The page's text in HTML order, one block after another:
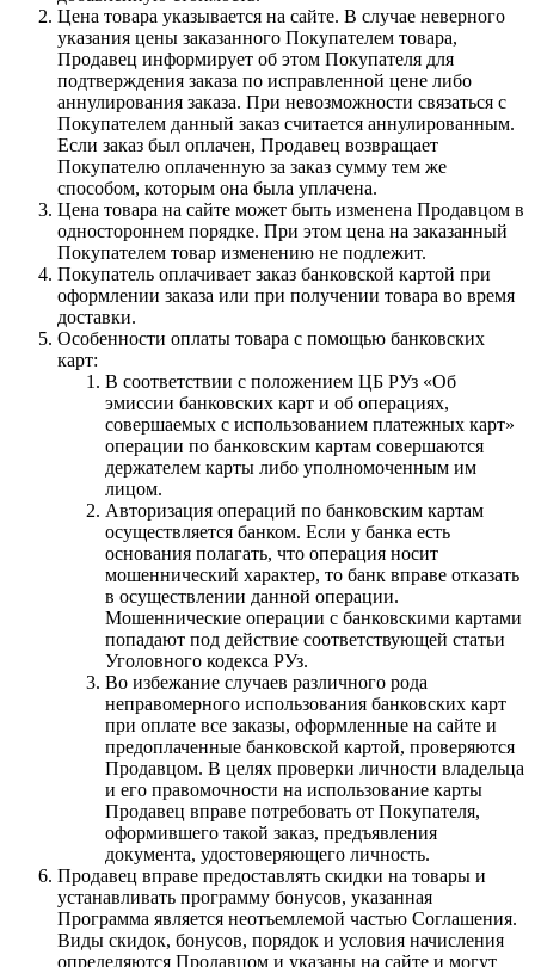
Цена товара указывается на сайте. В случае неверного
указания цены заказанного Покупателем товара,
Продавец информирует об этом Покупателя для
подтверждения заказа по исправленной цене либо
аннулирования заказа. При невозможности связаться с
Покупателем данный заказ считается аннулированным.
Если заказ был оплачен, Продавец возвращает
Покупателю оплаченную за заказ сумму тем же
способом, которым она была уплачена.
Цена товара на сайте может быть изменена Продавцом в
одностороннем порядке. При этом цена на заказанный
Покупателем товар изменению не подлежит.
Покупатель оплачивает заказ банковской картой при
оформлении заказа или при получении товара во время
доставки.
Особенности оплаты товара с помощью банковских
карт:
В соответствии с положением ЦБ РУз «Об
эмиссии банковских карт и об операциях,
совершаемых с использованием платежных карт»
операции по банковским картам совершаются
держателем карты либо уполномоченным им
лицом.
Авторизация операций по банковским картам
осуществляется банком. Если у банка есть
основания полагать, что операция носит
мошеннический характер, то банк вправе отказать
в осуществлении данной операции.
Мошеннические операции с банковскими картами
попадают под действие соответствующей статьи
Уголовного кодекса РУз.
Во избежание случаев различного рода
неправомерного использования банковских карт
при оплате все заказы, оформленные на сайте и
предоплаченные банковской картой, проверяются
Продавцом. В целях проверки личности владельца
и его правомочности на использование карты
Продавец вправе потребовать от Покупателя,
оформившего такой заказ, предъявления
документа, удостоверяющего личность.
Продавец вправе предоставлять скидки на товары и
устанавливать программу бонусов, указанная
Программа является неотъемлемой частью Соглашения.
Виды скидок, бонусов, порядок и условия начисления
определяются Продавцом и указаны на сайте и могут